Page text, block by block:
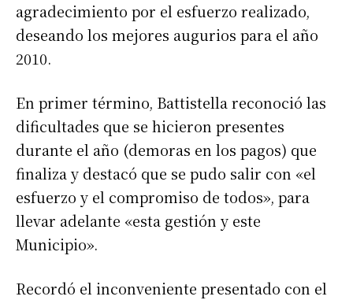
agradecimiento por el esfuerzo realizado,
deseando los mejores augurios para el año
2010.
En primer término, Battistella reconoció las
dificultades que se hicieron presentes
durante el año (demoras en los pagos) que
finaliza y destacó que se pudo salir con «el
esfuerzo y el compromiso de todos», para
llevar adelante «esta gestión y este
Municipio».
Recordó el inconveniente presentado con el